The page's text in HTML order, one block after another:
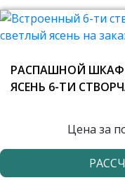
РАСПАШНОЙ ШКАФ
ЯСЕНЬ 6-ТИ
Цена за